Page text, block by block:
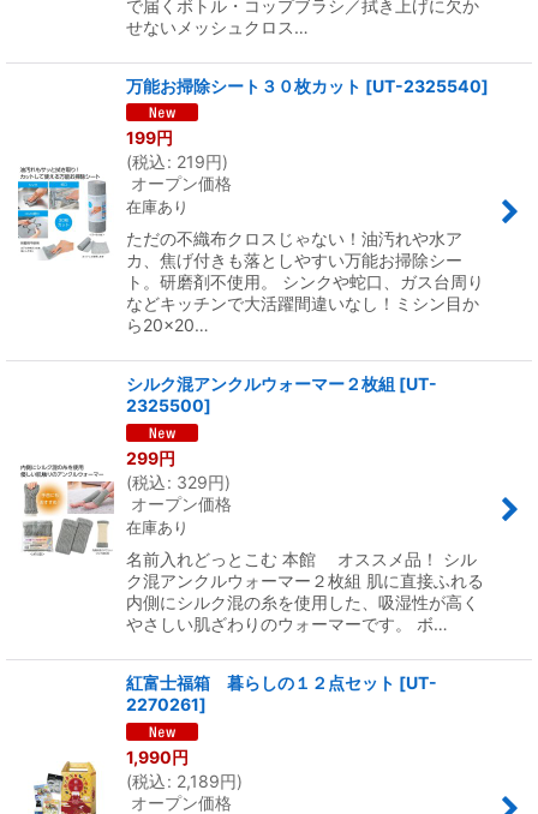
で届くボトル・コップブラシ／拭き上げに欠か
せないメッシュクロス…
万能お掃除シート３０枚カット [UT-2325540]
199円
(税込: 219円)
オープン価格
在庫あり
ただの不織布クロスじゃない！油汚れや水ア
カ、焦げ付きも落としやすい万能お掃除シー
ト。研磨剤不使用。 シンクや蛇口、ガス台周り
などキッチンで大活躍間違いなし！ミシン目か
ら20×20…
シルク混アンクルウォーマー２枚組 [UT-
2325500]
299円
(税込: 329円)
オープン価格
在庫あり
名前入れどっとこむ 本館 オススメ品！ シル
ク混アンクルウォーマー２枚組 肌に直接ふれる
内側にシルク混の糸を使用した、吸湿性が高く
やさしい肌ざわりのウォーマーです。 ボ…
紅富士福箱 暮らしの１２点セット [UT-
2270261]
1,990円
(税込: 2,189円)
オープン価格